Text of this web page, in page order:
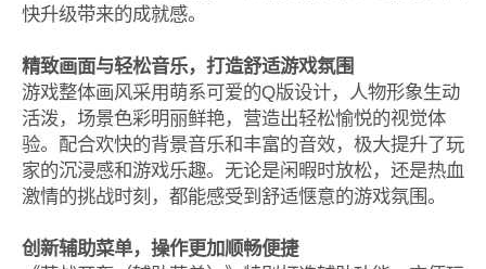
快升级带来的成就感。
精致画面与轻松音乐，打造舒适游戏氛围
游戏整体画风采用萌系可爱的Q版设计，人物形象生动
活泼，场景色彩明丽鲜艳，营造出轻松愉悦的视觉体
验。配合欢快的背景音乐和丰富的音效，极大提升了玩
家的沉浸感和游戏乐趣。无论是闲暇时放松，还是热血
激情的挑战时刻，都能感受到舒适惬意的游戏氛围。
创新辅助菜单，操作更加顺畅便捷